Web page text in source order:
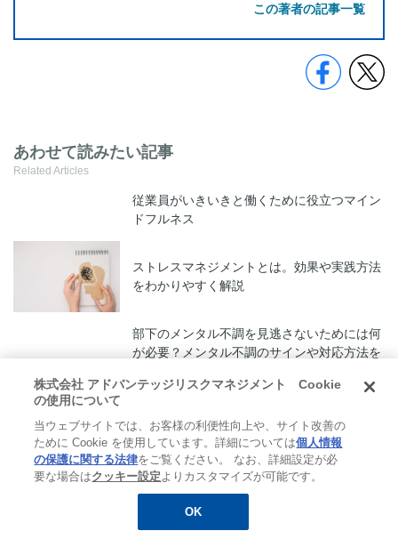
この著者の記事一覧
あわせて読みたい記事
Related Articles
従業員がいきいきと働くために役立つマイン
ドフルネス
ストレスマネジメントとは。効果や実践方法
をわかりやすく解説
部下のメンタル不調を見逃さないためには何
が必要？メンタル不調のサインや対応方法を
注目キーワード
Trending Topics
メンタルヘルス
株式会社 アドバンテッジリスクマネジメント Cookie
の使用について
当ウェブサイトでは、お客様の利便性向上や、サイト改善の
ために Cookie を使用しています。詳細については個人情報
の保護に関する法律をご覧ください。 なお、詳細設定が必
要な場合はクッキー設定よりカスタマイズが可能です。
OK